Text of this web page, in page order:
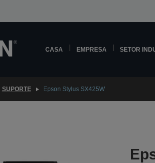
CASA EMPRESA SETOR
SUPORTE Epson Stylus SX425W